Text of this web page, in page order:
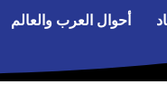
أحوال العرب والعالم